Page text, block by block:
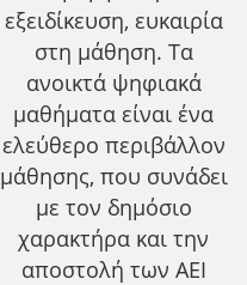
εξειδίκευση, ευκαιρία
στη μάθηση. Τα
ανοικτά ψηφιακά
μαθήματα είναι ένα
ελεύθερο περιβάλλον
μάθησης, που συνάδει
με τον δημόσιο
χαρακτήρα και την
αποστολή των ΑΕΙ